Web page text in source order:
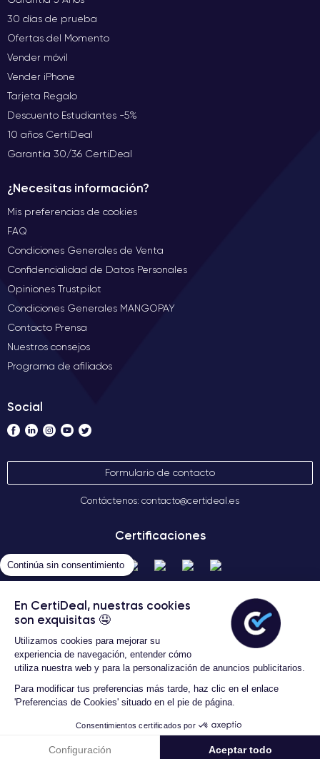
Continúa sin consentimiento
En CertiDeal, nuestras cookies
son exquisitas 🤤
Utilizamos cookies para mejorar su
experiencia de navegación, entender cómo
utiliza nuestra web y para la personalización de anuncios publicitarios.
Para modificar tus preferencias más tarde, haz clic en el enlace
'Preferencias de Cookies' situado en el pie de página.
Consentimientos certificados por
Configuración Aceptar todo
30 días de prueba
Ofertas del Momento
Vender móvil
Vender iPhone
Tarjeta Regalo
Descuento Estudiantes -5%
10 años CertiDeal
Garantía 30/36 CertiDeal
¿Necesitas información?
Mis preferencias de cookies
FAQ
Condiciones Generales de Venta
Confidencialidad de Datos Personales
Opiniones Trustpilot
Condiciones Generales MANGOPAY
Contacto Prensa
Nuestros consejos
Programa de afiliados
Social
Formulario de contacto
Contáctenos: contacto@certideal.es
Certificaciones
Términos Generales de Venta
derechos reservados